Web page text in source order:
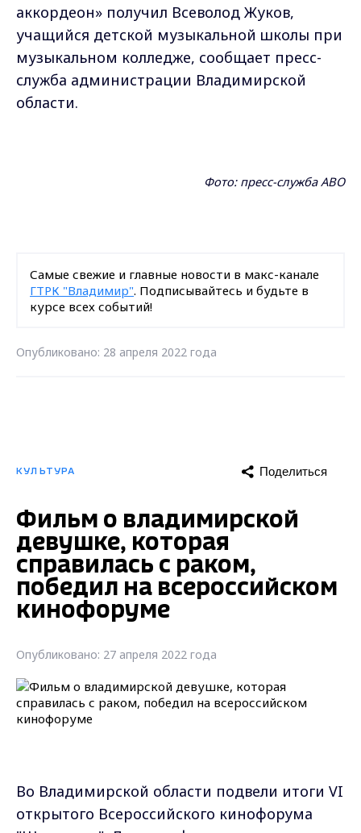
аккордеон» получил Всеволод Жуков,
учащийся детской музыкальной школы при
музыкальном колледже, сообщает пресс-
служба администрации Владимирской
области.
Фото: пресс-служба АВО
Самые свежие и главные новости в макс-канале
ГТРК "Владимир". Подписывайтесь и будьте в
курсе всех событий!
Опубликовано: 28 апреля 2022 года
КУЛЬТУРА Поделиться
Фильм о владимирской
девушке, которая
справилась с раком,
победил на всероссийском
кинофоруме
Опубликовано: 27 апреля 2022 года
Во Владимирской области подвели итоги VI
открытого Всероссийского кинофорума